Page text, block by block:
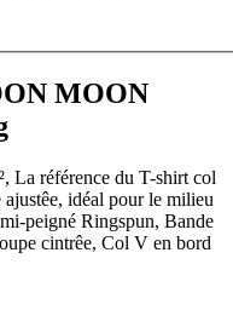
MOON
La référence du T-shirt col
idéal pour le milieu
peigné Ringspun, Bande
cintrêe, Col V en bord